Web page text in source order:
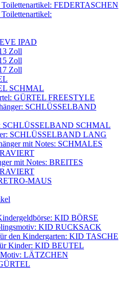
FEDERTASCHEN
IPAD
Zoll
Zoll
Zoll
SCHMAL
GÜRTEL FREESTYLE
SCHLÜSSELBAND
SCHLÜSSELBAND SCHMAL
SCHLÜSSELBAND LANG
mit Notes: SCHMALES
mit Notes: BREITES
MAUS
KID BÖRSE
KID RUCKSACK
den Kindergarten: KID TASCHE
Kinder: KID BEUTEL
Motiv: LÄTZCHEN